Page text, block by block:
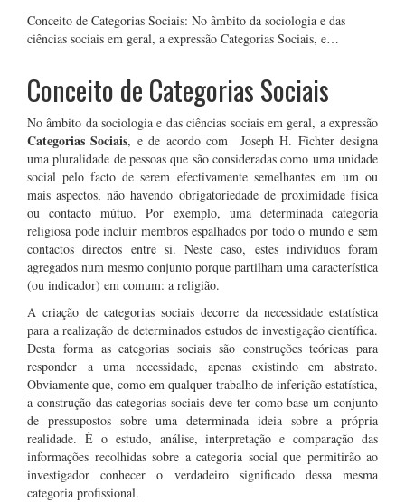
Conceito de Categorias Sociais: No âmbito da sociologia e das
ciências sociais em geral, a expressão Categorias Sociais, e…
Conceito de Categorias Sociais
No âmbito da sociologia e das ciências sociais em geral, a expressão
Categorias Sociais, e de acordo com Joseph H. Fichter designa
uma pluralidade de pessoas que são consideradas como uma unidade
social pelo facto de serem efectivamente semelhantes em um ou
mais aspectos, não havendo obrigatoriedade de proximidade física
ou contacto mútuo. Por exemplo, uma determinada categoria
religiosa pode incluir membros espalhados por todo o mundo e sem
contactos directos entre si. Neste caso, estes indivíduos foram
agregados num mesmo conjunto porque partilham uma característica
(ou indicador) em comum: a religião.
A criação de categorias sociais decorre da necessidade estatística
para a realização de determinados estudos de investigação científica.
Desta forma as categorias sociais são construções teóricas para
responder a uma necessidade, apenas existindo em abstrato.
Obviamente que, como em qualquer trabalho de inferição estatística,
a construção das categorias sociais deve ter como base um conjunto
de pressupostos sobre uma determinada ideia sobre a própria
realidade. É o estudo, análise, interpretação e comparação das
informações recolhidas sobre a categoria social que permitirão ao
investigador conhecer o verdadeiro significado dessa mesma
categoria profissional.